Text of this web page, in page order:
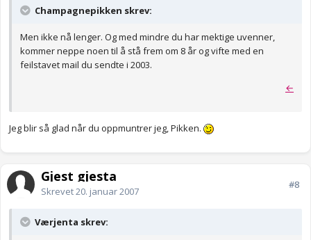
Champagnepikken skrev:
Men ikke nå lenger. Og med mindre du har mektige uvenner,
kommer neppe noen til å stå frem om 8 år og vifte med en
feilstavet mail du sendte i 2003.
←
Jeg blir så glad når du oppmuntrer jeg, Pikken.
Gjest gjesta
Skrevet20. januar 2007
#8
Værjenta skrev: